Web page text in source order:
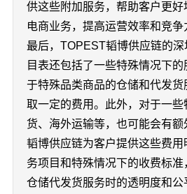
供这些附加服务，帮助客户更
电商业务，提高运营效率和竞争
最后，TOPEST韬博供应链的
目表还包括了一些特殊情况下
于特殊品类商品的仓储和代发
取一定的费用。此外，对于一
货、海外运输等，也可能会有
韬博供应链为客户提供这些费
务项目和特殊情况下的收费标准
仓储代发货服务时的透明度和公